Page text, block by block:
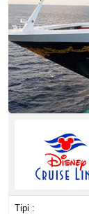
Tipi :